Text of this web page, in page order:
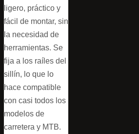
ligero, práctico y
fácil de montar, sin
la necesidad de
herramientas. Se
fija a los raíles del
sillín, lo que lo
hace compatible
con casi todos los
modelos de
carretera y MTB.